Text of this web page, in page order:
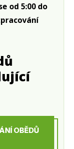
od 5:00 do
OBĚDŮ